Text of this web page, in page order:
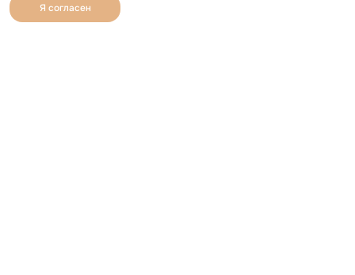
Каталог Избранное
Я согласен